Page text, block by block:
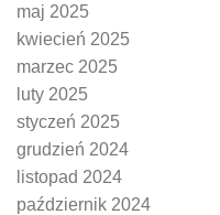
maj 2025
kwiecień 2025
marzec 2025
luty 2025
styczeń 2025
grudzień 2024
listopad 2024
październik 2024